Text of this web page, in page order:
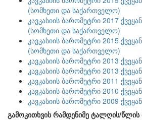
(სომხეთი და საქართველო)
კავკასიის ბარომეტრი 2017
(სომხეთი და საქართველო)
კავკასიის ბარომეტრი 2015
(სომხეთი და საქართველო)
კავკასიის ბარომეტრი 2013
კავკასიის ბარომეტრი 2013
კავკასიის ბარომეტრი 2011
კავკასიის ბარომეტრი 2010
კავკასიის ბარომეტრი 2009
გამოკითხვის რამდენიმე ტალღის/წლის